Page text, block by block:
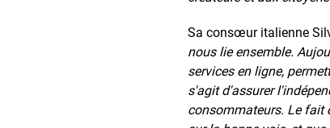
Sa consœur italienne
nous lie ensemble.
services en ligne,
s'agit d'assurer
consommateurs. Le fait